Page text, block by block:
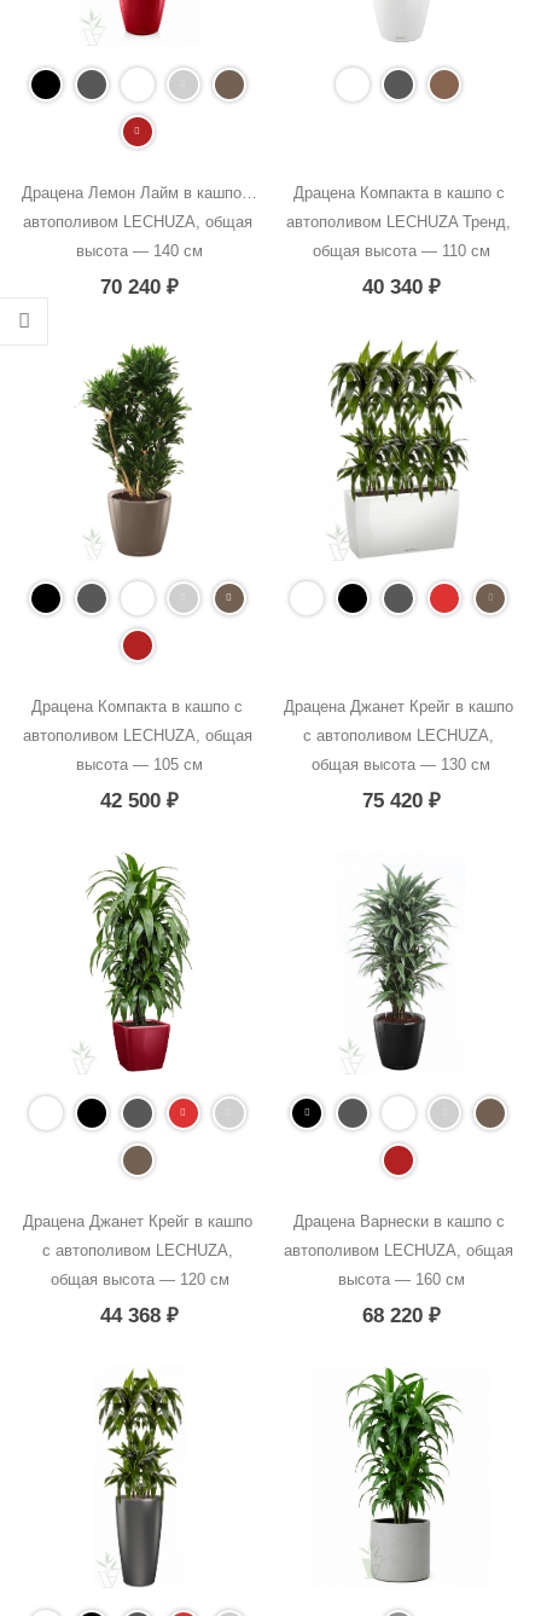
Драцена Лемон Лайм в кашпо с
автополивом LECHUZA, общая
высота — 140 см
70 240₽
Драцена Компакта в кашпо с
автополивом LECHUZA Тренд,
общая высота — 110 см
40 340 ₽
Драцена Компакта в кашпо с
автополивом LECHUZA, общая
высота — 105 см
42 500₽
Драцена Джанет Крейг в кашпо
с автополивом LECHUZA,
общая высота — 130 см
75 420 ₽
Драцена Джанет Крейг в кашпо
с автополивом LECHUZA,
общая высота — 120 см
44 368₽
Драцена Варнески в кашпо с
автополивом LECHUZA, общая
высота — 160 см
68 220 ₽